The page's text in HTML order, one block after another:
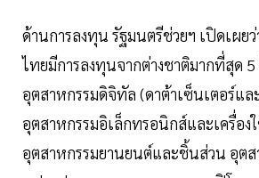
ด้านการลงทุน รัฐมนตรีช่วยฯ เปิดเผย
ไทยมีการลงทุนจากต่างชาติมากที่สุด
อุตสาหกรรมดิจิทัล (ดาต้าเซ็นเตอร์แล
อุตสาหกรรมอิเล็กทรอนิกส์และเครื่อง
อุตสาหกรรมยานยนต์และชิ้นส่วน อุต